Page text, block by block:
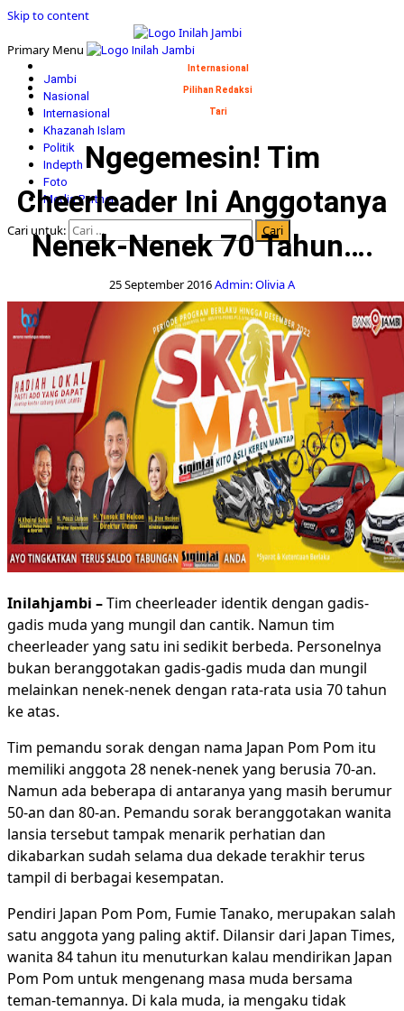
Skip to content
Primary Menu
Jambi
Nasional
Internasional
Khazanah Islam
Politik
Indepth
Foto
Media Partner
Cari untuk:
Internasional
Pilihan Redaksi
Tari
Ngegemesin! Tim
Cheerleader Ini Anggotanya
Nenek-Nenek 70 Tahun….
25 September 2016Admin: Olivia A
Inilahjambi –Tim cheerleader identik dengan gadis-
gadis muda yang mungil dan cantik. Namun tim
cheerleader yang satu ini sedikit berbeda. Personelnya
bukan beranggotakan gadis-gadis muda dan mungil
melainkan nenek-nenek dengan rata-rata usia 70 tahun
ke atas.
Tim pemandu sorak dengan nama Japan Pom Pom itu
memiliki anggota 28 nenek-nenek yang berusia 70-an.
Namun ada beberapa di antaranya yang masih berumur
50-an dan 80-an. Pemandu sorak beranggotakan wanita
lansia tersebut tampak menarik perhatian dan
dikabarkan sudah selama dua dekade terakhir terus
tampil di berbagai kesempatan.
Pendiri Japan Pom Pom, Fumie Tanako, merupakan salah
satu anggota yang paling aktif. Dilansir dari Japan Times,
wanita 84 tahun itu menuturkan kalau mendirikan Japan
Pom Pom untuk mengenang masa muda bersama
teman-temannya. Di kala muda, ia mengaku tidak